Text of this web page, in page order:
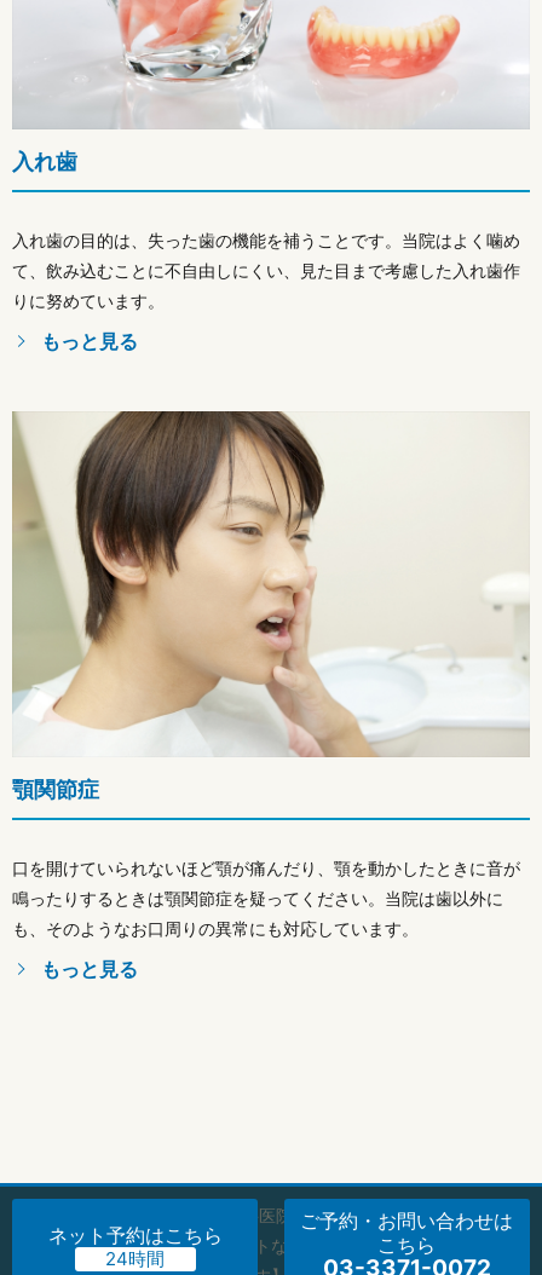
入れ歯
入れ歯の目的は、失った歯の機能を補うことです。当院はよく噛め
て、飲み込むことに不自由しにくい、見た目まで考慮した入れ歯作
りに努めています。
もっと見る
顎関節症
口を開けていられないほど顎が痛んだり、顎を動かしたときに音が
鳴ったりするときは顎関節症を疑ってください。当院は歯以外に
も、そのようなお口周りの異常にも対応しています。
もっと見る
ネット予約はこちら
ご予約・お問い合わせは
こちら
03-3371-0072
Copyright © 前島歯科医院 All Rights Reserved.
【掲載の記事・写真・イラストなどの無断複写・転載を禁じま